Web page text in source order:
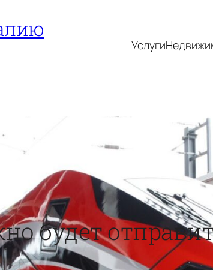
Услуги
будет